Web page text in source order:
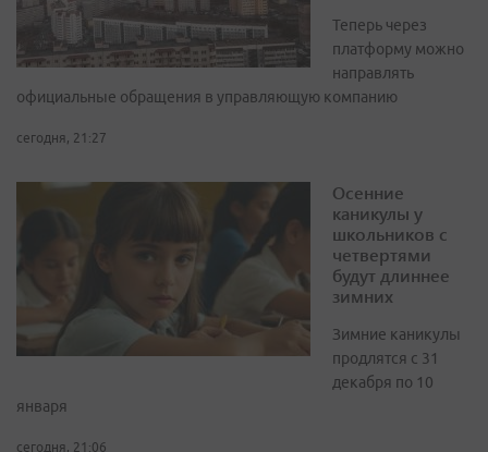
Теперь через
платформу можно
направлять
официальные обращения в управляющую компанию
сегодня, 21:27
Осенние
каникулы у
школьников с
четвертями
будут длиннее
зимних
Зимние каникулы
продлятся с 31
декабря по 10
января
сегодня, 21:06